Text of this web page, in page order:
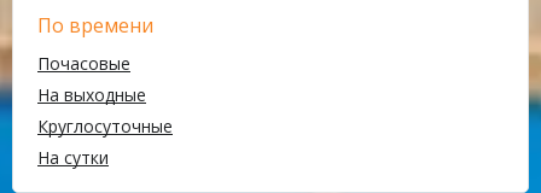
По времени
Почасовые
На выходные
Круглосуточные
На сутки